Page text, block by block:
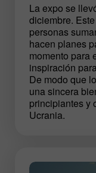
La expo se
diciembre.
personas
hacen planes
momento para
inspiración
De modo que
una sincera
principiantes y
Ucrania.